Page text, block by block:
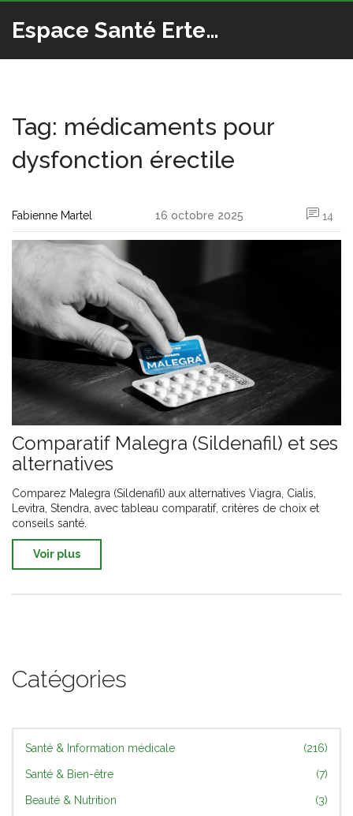
Espace Santé Ertedis
Tag: médicaments pour
dysfonction érectile
Fabienne Martel 16 octobre 2025 14
Comparatif Malegra (Sildenafil) et ses
alternatives
Comparez Malegra (Sildenafil) aux alternatives Viagra, Cialis,
Levitra, Stendra, avec tableau comparatif, critères de choix et
conseils santé.
Voir plus
Catégories
Santé & Information médicale (216)
Santé & Bien-être (7)
Beauté & Nutrition (3)